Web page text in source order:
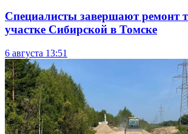
Специалисты завершают ремонт
участке Сибирской в Томске
6 августа 13:51